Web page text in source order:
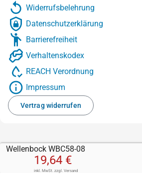
Wellenbock WBC58-08
19,64 €
inkl. MwSt. zzgl. Versand
Widerrufsbelehrung
Datenschutzerklärung
Barrierefreiheit
Verhaltenskodex
REACH Verordnung
Impressum
Vertrag widerrufen